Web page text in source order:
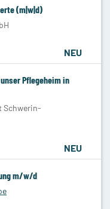
(m|w|d)
NEU
Pflegeheim in
Schwerin-
NEU
m/w/d